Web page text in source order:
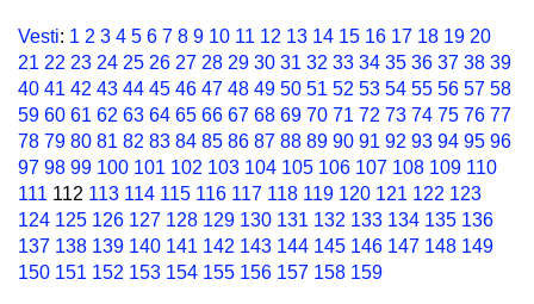
Vesti: 1 2 3 4 5 6 7 8 9 10 11 12 13 14 15 16 17 18 19 20
21 22 23 24 25 26 27 28 29 30 31 32 33 34 35 36 37 38 39
40 41 42 43 44 45 46 47 48 49 50 51 52 53 54 55 56 57 58
59 60 61 62 63 64 65 66 67 68 69 70 71 72 73 74 75 76 77
78 79 80 81 82 83 84 85 86 87 88 89 90 91 92 93 94 95 96
97 98 99 100 101 102 103 104 105 106 107 108 109 110
111 112 113 114 115 116 117 118 119 120 121 122 123
124 125 126 127 128 129 130 131 132 133 134 135 136
137 138 139 140 141 142 143 144 145 146 147 148 149
150 151 152 153 154 155 156 157 158 159